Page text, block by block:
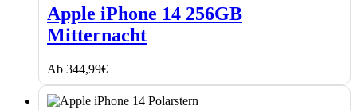
iPhone
14
256GB
Apple iPhone 14 256GB
Mitternacht
Ab 344,99€